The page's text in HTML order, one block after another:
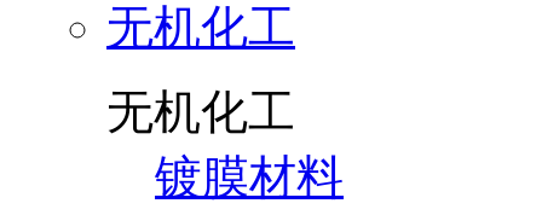
无机化工
无机化工
镀膜材料